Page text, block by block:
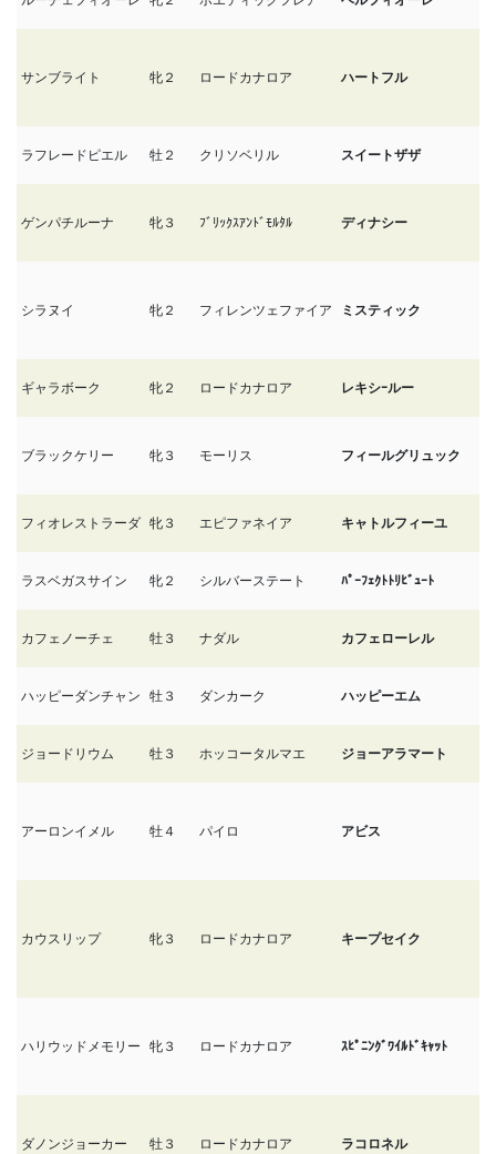
サンブライト 牝２ ロードカナロア ハートフル
ラフレードピエル 牡２ クリソベリル スイートザザ
ゲンパチルーナ 牝３ ﾌﾞﾘｯｸｽｱﾝﾄﾞﾓﾙﾀﾙ ディナシー
シラヌイ 牝２ フィレンツェファイア ミスティック
ギャラボーク 牝２ ロードカナロア レキシｰルー
ブラックケリー 牝３ モーリス フィールグリュック
フィオレストラーダ 牝３ エピファネイア キャトルフィーユ
ラスベガスサイン 牝２ シルバーステート ﾊﾟｰﾌｪｸﾄﾄﾘﾋﾞｭｰﾄ
カフェノーチェ 牡３ ナダル カフェローレル
ハッピーダンチャン 牡３ ダンカーク ハッピーエム
ジョードリウム 牡３ ホッコータルマエ ジョーアラマート
アーロンイメル 牡４ パイロ アビス
カウスリップ 牝３ ロードカナロア キープセイク
ハリウッドメモリー 牝３ ロードカナロア ｽﾋﾟﾆﾝｸﾞﾜｲﾙﾄﾞｷｬｯﾄ
ダノンジョーカー 牡３ ロードカナロア ラコロネル